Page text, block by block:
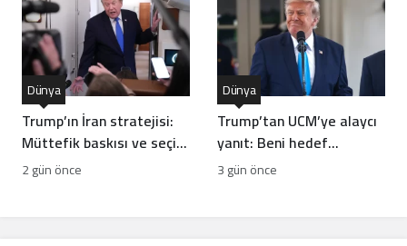
Trump’ın İran stratejisi:
Müttefik baskısı ve seçim
hesapları arasında
bocalayan diplomasi
Dünya
2 gün önce
Trump’tan UCM’ye alaycı
yanıt: Beni hedef
aldıklarını sanmam
Dünya
3 gün önce